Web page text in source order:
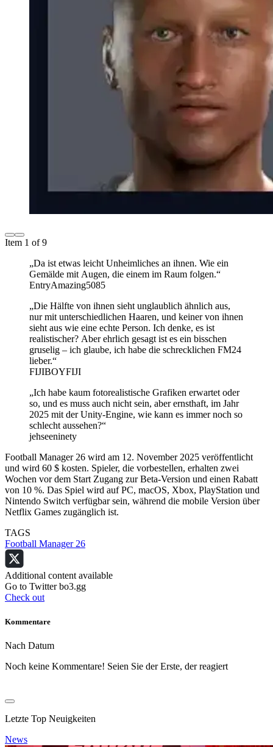
Item 1 of 9
„Da ist etwas leicht Unheimliches an ihnen. Wie ein
Gemälde mit Augen, die einem im Raum folgen.“
EntryAmazing5085
„Die Hälfte von ihnen sieht unglaublich ähnlich aus,
nur mit unterschiedlichen Haaren, und keiner von ihnen
sieht aus wie eine echte Person. Ich denke, es ist
realistischer? Aber ehrlich gesagt ist es ein bisschen
gruselig – ich glaube, ich habe die schrecklichen FM24
lieber.“
FIJIBOYFIJI
„Ich habe kaum fotorealistische Grafiken erwartet oder
so, und es muss auch nicht sein, aber ernsthaft, im Jahr
2025 mit der Unity-Engine, wie kann es immer noch so
schlecht aussehen?“
jehseeninety
Football Manager 26 wird am 12. November 2025 veröffentlicht
und wird 60 $ kosten. Spieler, die vorbestellen, erhalten zwei
Wochen vor dem Start Zugang zur Beta-Version und einen Rabatt
von 10 %. Das Spiel wird auf PC, macOS, Xbox, PlayStation und
Nintendo Switch verfügbar sein, während die mobile Version über
Netflix Games zugänglich ist.
TAGS
Football Manager 26
Additional content available
Go to Twitter bo3.gg
Check out
Kommentare
Nach Datum
Noch keine Kommentare! Seien Sie der Erste, der reagiert
Letzte Top Neuigkeiten
News